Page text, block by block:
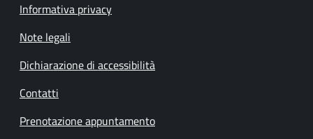
Informativa privacy
Note legali
Dichiarazione di accessibilità
Contatti
Prenotazione appuntamento